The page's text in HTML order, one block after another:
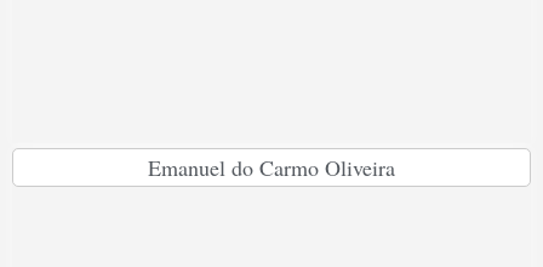
Emanuel do Carmo Oliveira